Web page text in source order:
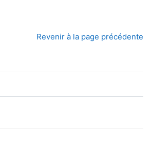
Revenir à la page précédente